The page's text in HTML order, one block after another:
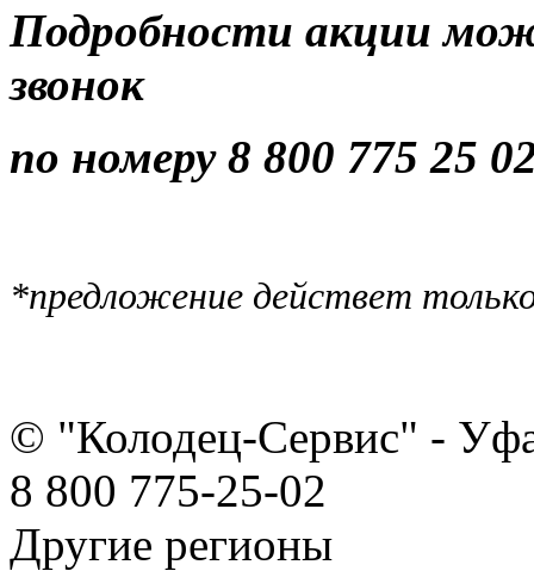
Подробности акции
звонок
по номеру 8 800 775 25
*предложение действет
© "Колодец-Сервис" -
8 800 775-25-02
Другие регионы